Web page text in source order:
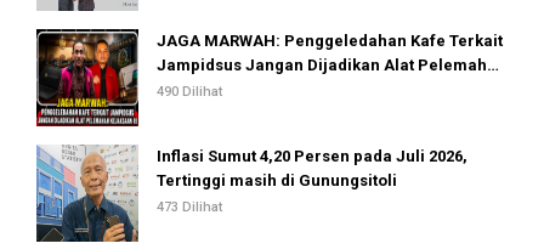
JAGA MARWAH: Penggeledahan Kafe Terkait
Jampidsus Jangan Dijadikan Alat Pelemahan
Kejaksaan RI
490 Dilihat
Inflasi Sumut 4,20 Persen pada Juli 2026,
Tertinggi masih di Gunungsitoli
473 Dilihat